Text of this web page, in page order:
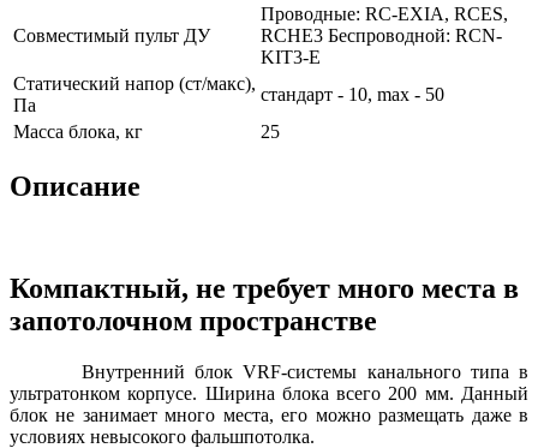
Совместимый пульт ДУ
Проводные: RC-EXIA, RCES,
RCHE3 Беспроводной: RCN-
KIT3-E
Статический напор (ст/макс),
Па
стандарт - 10, max - 50
Масса блока, кг
25
Описание
Компактный, не требует много места в
запотолочном пространстве
Внутренний блок VRF-системы канального типа в
ультратонком корпусе. Ширина блока всего 200 мм. Данный
блок не занимает много места, его можно размещать даже в
условиях невысокого фальшпотолка.